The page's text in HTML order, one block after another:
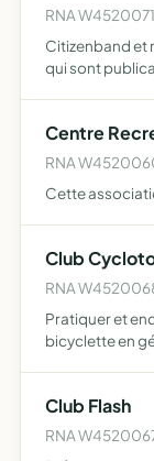
RNA
Citizenband et
qui sont
Centre
RNA
Cette
Club
RNA
Pratiquer et
bicyclette en
Club Flash
RNA